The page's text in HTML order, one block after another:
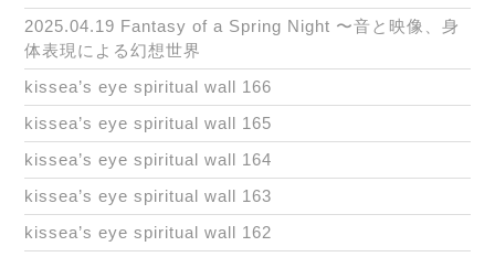
2025.04.19 Fantasy of a Spring Night 〜音と映像、身
体表現による幻想世界
kissea’s eye spiritual wall 166
kissea’s eye spiritual wall 165
kissea’s eye spiritual wall 164
kissea’s eye spiritual wall 163
kissea’s eye spiritual wall 162